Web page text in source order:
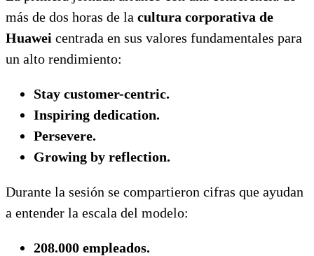
más de dos horas de la cultura corporativa de
Huawei centrada en sus valores fundamentales para
un alto rendimiento:
Stay customer-centric.
Inspiring dedication.
Persevere.
Growing by reflection.
Durante la sesión se compartieron cifras que ayudan
a entender la escala del modelo:
208.000 empleados.